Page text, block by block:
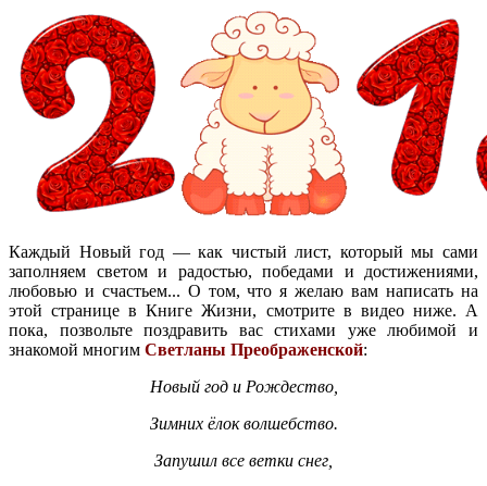
Каждый Новый год — как чистый лист, который мы сами
заполняем светом и радостью, победами и достижениями,
любовью и счастьем... О том, что я желаю вам написать на
этой странице в Книге Жизни, смотрите в видео ниже. А
пока, позвольте поздравить вас стихами уже любимой и
знакомой многим Светланы Преображенской:
Новый год и Рождество,
Зимних ёлок волшебство.
Запушил все ветки снег,